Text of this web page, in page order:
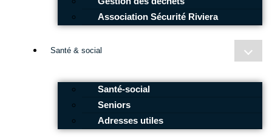
Association Sécurité Riviera
Santé & social
Santé-social
Seniors
Adresses utiles